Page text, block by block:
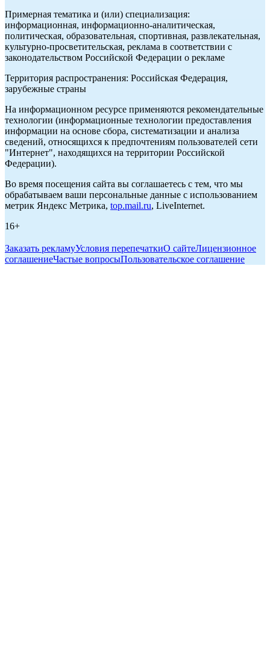
Примерная тематика и (или) специализация:
информационная, информационно-аналитическая,
политическая, образовательная, спортивная, развлекательная,
культурно-просветительская, реклама в соответствии с
законодательством Российской Федерации о рекламе
Территория распространения: Российская Федерация,
зарубежные страны
На информационном ресурсе применяются рекомендательные
технологии (информационные технологии предоставления
информации на основе сбора, систематизации и анализа
сведений, относящихся к предпочтениям пользователей сети
"Интернет", находящихся на территории Российской
Федерации).
Во время посещения сайта вы соглашаетесь с тем, что мы
обрабатываем ваши персональные данные с использованием
метрик Яндекс Метрика, top.mail.ru, LiveInternet.
16+
Заказать рекламуУсловия перепечаткиО сайтеЛицензионное
соглашениеЧастые вопросыПользовательское соглашение